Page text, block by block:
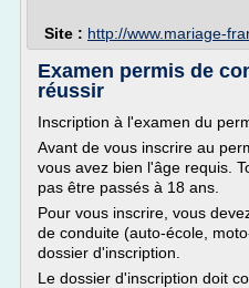
Site : http://www.mariage-
Examen permis de
réussir
Inscription à l'examen du
Avant de vous inscrire au
vous avez bien l'âge requis.
pas être passés à 18 ans.
Pour vous inscrire, vous
de conduite (auto-école,
dossier d'inscription.
Le dossier d'inscription doit